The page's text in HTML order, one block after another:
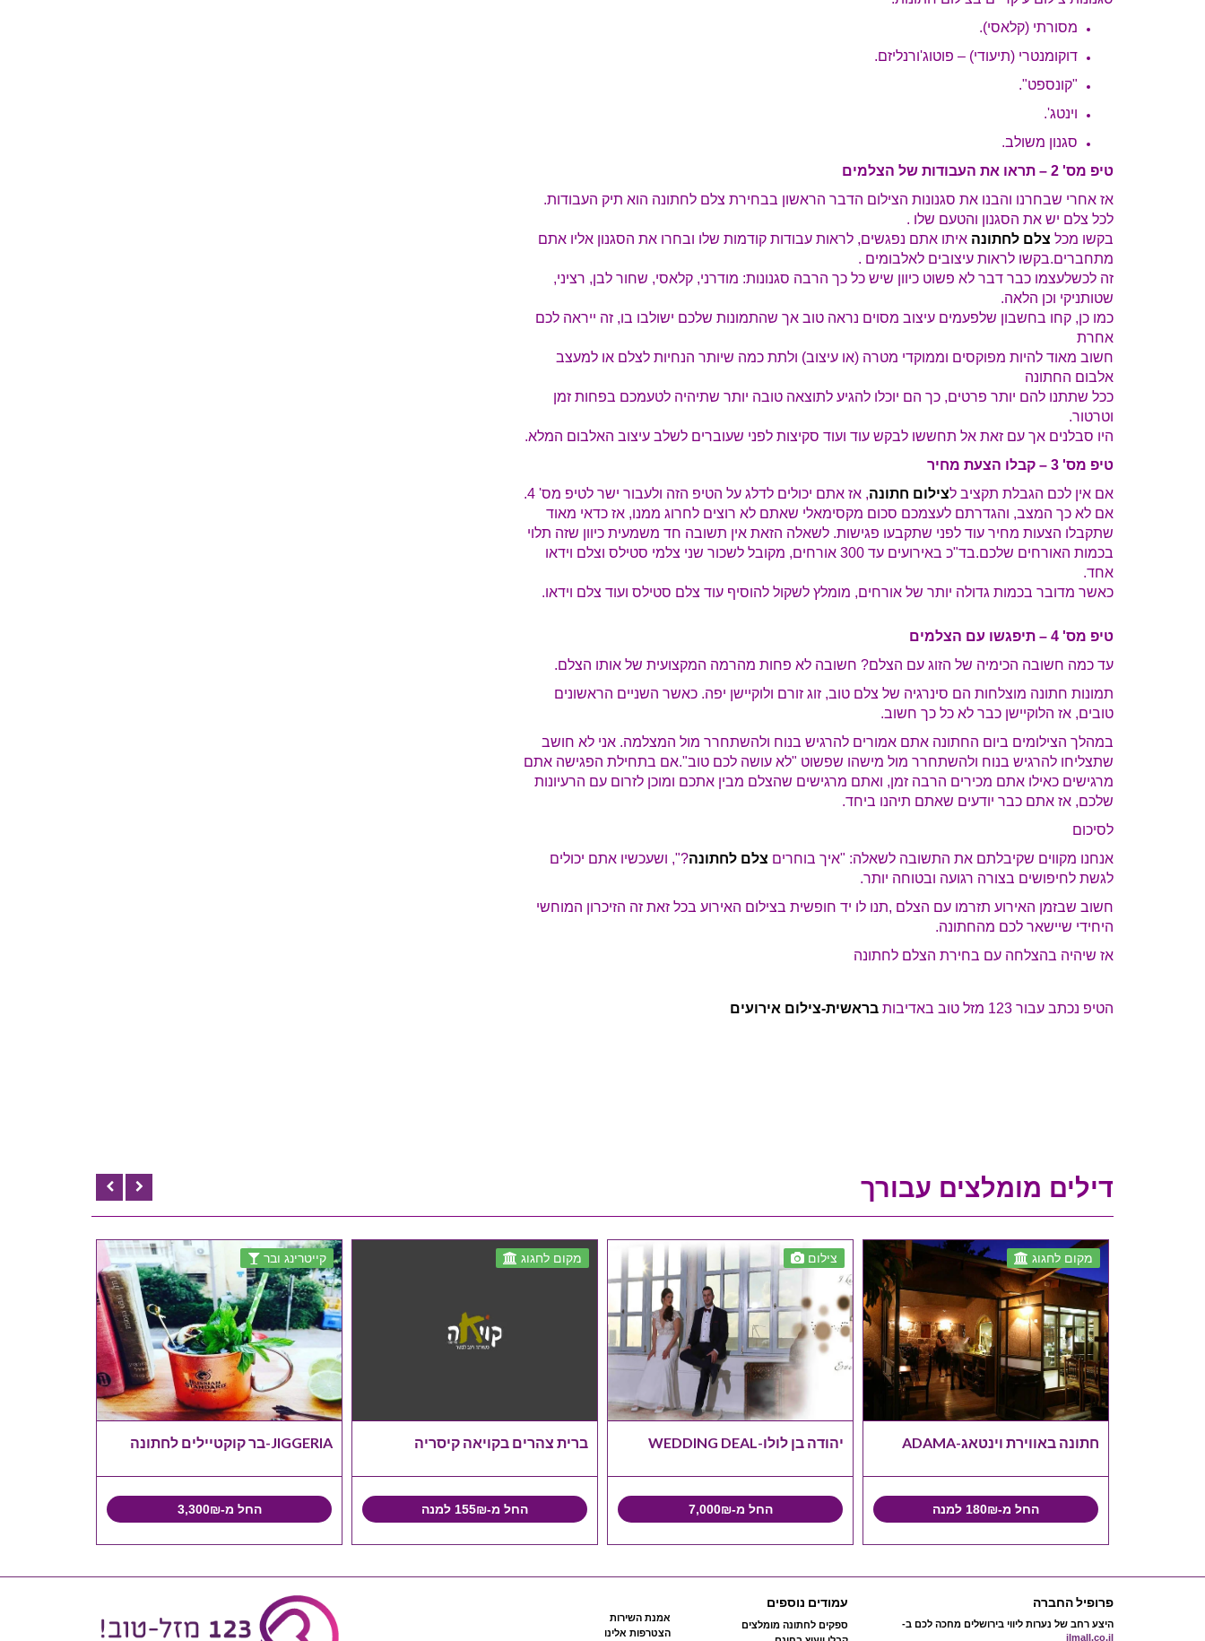
מסורתי (קלאסי).
דוקומנטרי (תיעודי) – פוטוג'ורנליזם.
"קונספט".
וינטג'.
סגנון משולב.
טיפ מס' 2 – תראו את העבודות של הצלמים
אז אחרי שבחרנו והבנו את סגנונות הצילום הדבר הראשון בבחירת צלם לחתונה הוא תיק העבודות.
לכל צלם יש את הסגנון והטעם שלו .
בקשו מכל צלם לחתונה איתו אתם נפגשים, לראות עבודות קודמות שלו ובחרו את הסגנון אליו אתם
מתחברים.בקשו לראות עיצובים לאלבומים .
זה לכשלעצמו כבר דבר לא פשוט כיוון שיש כל כך הרבה סגנונות: מודרני, קלאסי, שחור לבן, רציני,
שטותניקי וכן הלאה.
כמו כן, קחו בחשבון שלפעמים עיצוב מסוים נראה טוב אך שהתמונות שלכם ישולבו בו, זה ייראה לכם
אחרת
חשוב מאוד להיות מפוקסים וממוקדי מטרה (או עיצוב) ולתת כמה שיותר הנחיות לצלם או למעצב
אלבום החתונה
ככל שתתנו להם יותר פרטים, כך הם יוכלו להגיע לתוצאה טובה יותר שתיהיה לטעמכם בפחות זמן
וטרטור.
היו סבלנים אך עם זאת אל תחששו לבקש עוד ועוד סקיצות לפני שעוברים לשלב עיצוב האלבום המלא.
טיפ מס' 3 – קבלו הצעת מחיר
אם אין לכם הגבלת תקציב לצילום חתונה
, אז אתם יכולים לדלג על הטיפ הזה ולעבור ישר לטיפ מס' 4.
אם לא כך המצב, והגדרתם לעצמכם סכום מקסימאלי שאתם לא רוצים לחרוג ממנו, אז כדאי מאוד
שתקבלו הצעות מחיר עוד לפני שתקבעו פגישות. לשאלה הזאת אין תשובה חד משמעית כיוון שזה תלוי
בכמות האורחים שלכם.בד"כ באירועים עד 300 אורחים, מקובל לשכור שני צלמי סטילס וצלם וידאו
אחד.
כאשר מדובר בכמות גדולה יותר של אורחים, מומלץ לשקול להוסיף עוד צלם סטילס ועוד צלם וידאו.
טיפ מס' 4 – תיפגשו עם הצלמים
עד כמה חשובה הכימיה של הזוג עם הצלם? חשובה לא פחות מהרמה המקצועית של אותו הצלם.
תמונות חתונה מוצלחות הם סינרגיה של צלם טוב, זוג זורם ולוקיישן יפה. כאשר השניים הראשונים
טובים, אז הלוקיישן כבר לא כל כך חשוב.
במהלך הצילומים ביום החתונה אתם אמורים להרגיש בנוח ולהשתחרר מול המצלמה. אני לא חושב
שתצליחו להרגיש בנוח ולהשתחרר מול מישהו שפשוט "לא עושה לכם טוב".אם בתחילת הפגישה אתם
מרגישים כאילו אתם מכירים הרבה זמן, ואתם מרגישים שהצלם מבין אתכם ומוכן לזרום עם הרעיונות
שלכם, אז אתם כבר יודעים שאתם תיהנו ביחד.
לסיכום
אנחנו מקווים שקיבלתם את התשובה לשאלה: "איך בוחרים צלם לחתונה?", ושעכשיו אתם יכולים
לגשת לחיפושים בצורה רגועה ובטוחה יותר.
חשוב שבזמן האירוע תזרמו עם הצלם ,תנו לו יד חופשית בצילום האירוע בכל זאת זה הזיכרון המוחשי
היחידי שיישאר לכם מהחתונה.
אז שיהיה בהצלחה עם בחירת הצלם לחתונה
הטיפ נכתב עבור 123 מזל טוב באדיבות בראשית-צילום אירועים
דילים מומלצים עבורך
מקום לחגוג
חתונה באווירת וינטאג-ADAMA
החל מ-180₪ למנה
צילום
יהודה בן לולו-WEDDING DEAL
החל מ-7,000₪
מקום לחגוג
ברית צהרים בקויאה קיסריה
החל מ-155₪ למנה
קייטרינג ובר
JIGGERIA-בר קוקטיילים לחתונה
החל מ-3,300₪
פרופיל החברה
היצע רחב של נערות ליווי בירושלים מחכה לכם ב-
jlmall.co.il
עמודים נוספים
ספקים לחתונה מומלצים
אמנת השירות
הצטרפות אלינו